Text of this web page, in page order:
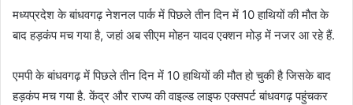
मध्यप्रदेश के बांधवगढ़ नेशनल पार्क में पिछले तीन दिन में 10 हाथियों की मौत के
बाद हड़कंप मच गया है, जहां अब सीएम मोहन यादव एक्शन मोड़ में नजर आ रहे हैं.
एमपी के बांधवगढ़ में पिछले तीन दिन में 10 हाथियों की मौत हो चुकी है जिसके बाद
हड़कंप मच गया है. केंद्र और राज्य की वाइल्ड लाइफ एक्सपर्ट बांधवगढ़ पहुंचकर